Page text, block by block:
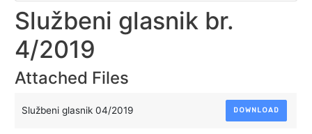
Službeni glasnik br.
4/2019
Attached Files
Službeni glasnik 04/2019 DOWNLOAD